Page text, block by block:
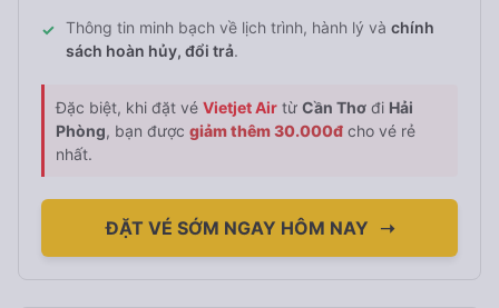
✓ Thông tin minh bạch về lịch trình, hành lý và chính
sách hoàn hủy, đổi trả.
Đặc biệt, khi đặt vé Vietjet Air từ Cần Thơ đi Hải
Phòng, bạn được giảm thêm 30.000đ cho vé rẻ
nhất.
ĐẶT VÉ SỚM NGAY HÔM NAY ➝